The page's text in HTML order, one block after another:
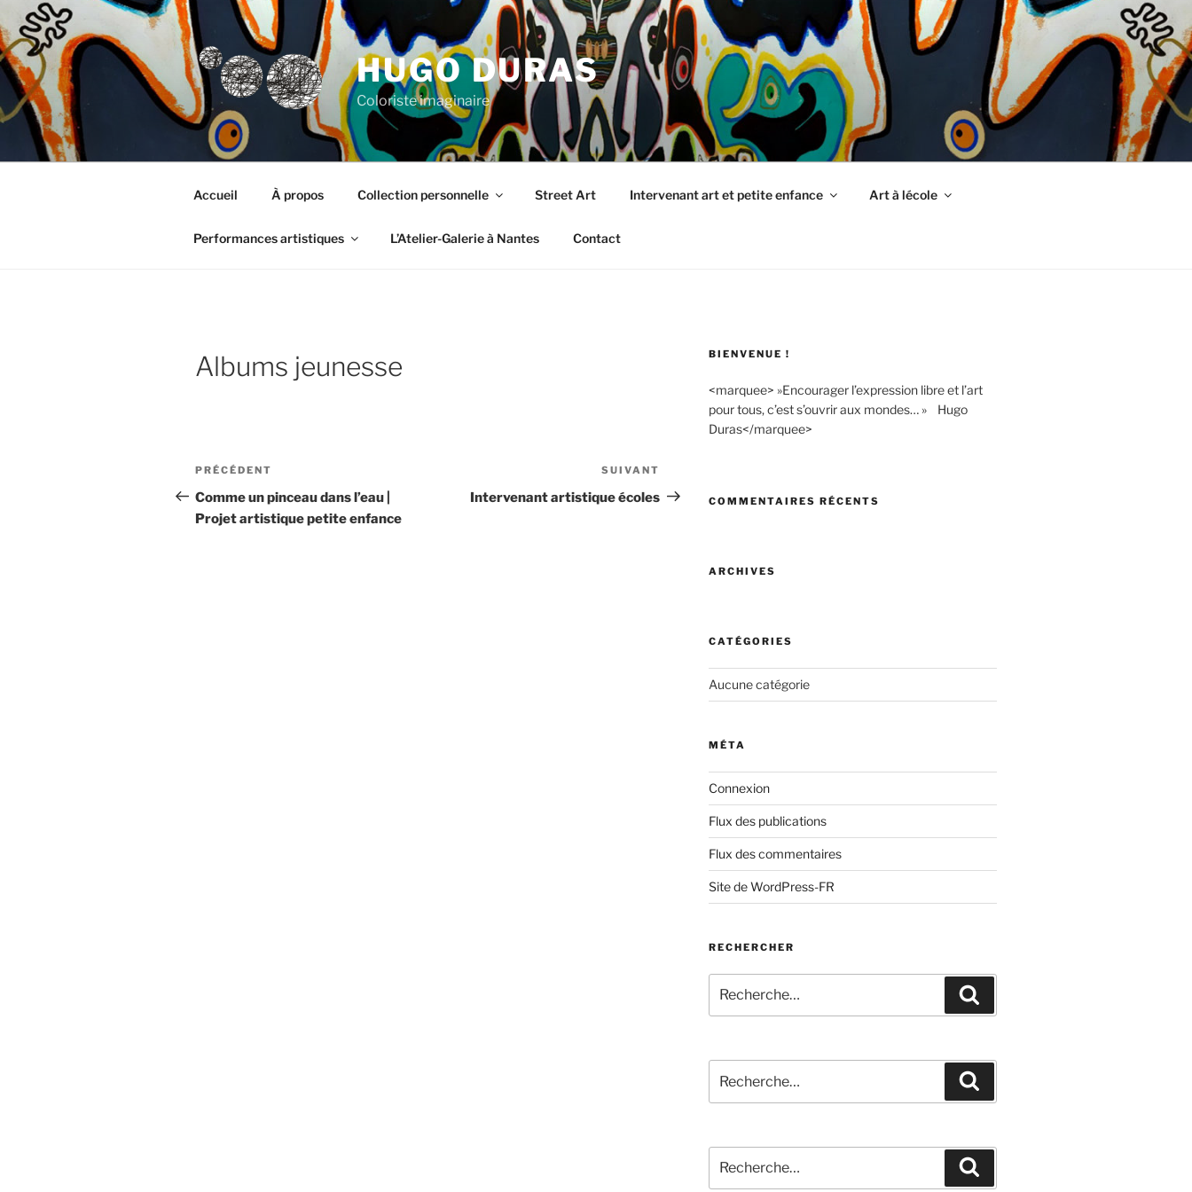
Aller
au
contenu
principal
HUGO DURAS
Coloriste imaginaire
Accueil À propos Collection personnelle Street Art Intervenant art et petite enfance Art à lécole
Performances artistiques L’Atelier-Galerie à Nantes Contact
Albums jeunesse
Navigation
de
l’article
Article
précédent
PRÉCÉDENT
Comme un pinceau dans l’eau |
Projet artistique petite enfance
suivant
SUIVANT
Intervenant artistique écoles
BIENVENUE !
<marquee> »Encourager l’expression libre et l’art
pour tous, c’est s’ouvrir aux mondes… » Hugo
Duras</marquee>
COMMENTAIRES RÉCENTS
ARCHIVES
CATÉGORIES
Aucune catégorie
MÉTA
Connexion
Flux des publications
Flux des commentaires
Site de WordPress-FR
RECHERCHER
pour
:
pour
:
pour